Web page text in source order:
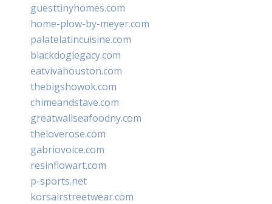
guesttinyhomes.com
home-plow-by-meyer.com
palatelatincuisine.com
blackdoglegacy.com
eatvivahouston.com
thebigshowok.com
chimeandstave.com
greatwallseafoodny.com
theloverose.com
gabriovoice.com
resinflowart.com
p-sports.net
korsairstreetwear.com